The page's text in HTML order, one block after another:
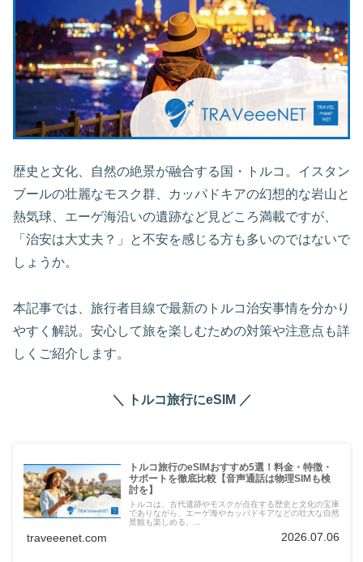
歴史と文化、自然の絶景が融合する国・トルコ。イスタン
ブールの壮麗なモスク群、カッパドキアの幻想的な岩山と
熱気球、エーゲ海沿いの遺跡など見どころ満載ですが、
「治安は大丈夫？」と不安を感じる方も多いのではないで
しょうか。
本記事では、旅行者目線で最新のトルコ治安事情を分かり
やすく解説。安心して旅を楽しむための対策や注意点も詳
しくご紹介します。
＼ トルコ旅行にeSIM ／
トルコ旅行のeSIMおすすめ5選！料金・特徴・
サポートを徹底比較【音声通話は物理SIMも検
討を】
トルコは、古代遺跡やモスクが点在する歴史と文化の宝庫
でありながら、エーゲ海やカッパドキアなどの壮大な自然
景観も楽しめる、...
traveeenet.com 2026.07.06